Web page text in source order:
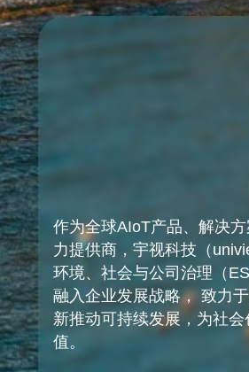
作为全球AIoT产品、解决
力提供商，宇视科技（
环境、社会与公司治理（
融入企业发展战略， 致力
新推动可持续发展，为社会
值。